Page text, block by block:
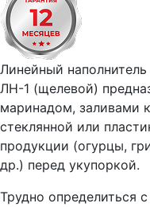
Линейный
ЛН-1 (щелевой)
маринадом, заливами
стеклянной или
продукции (огурцы,
др.) перед укупоркой.
Трудно определиться